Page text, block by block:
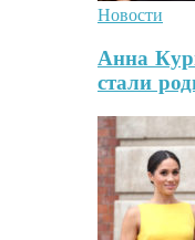
Новости
Анна
стали